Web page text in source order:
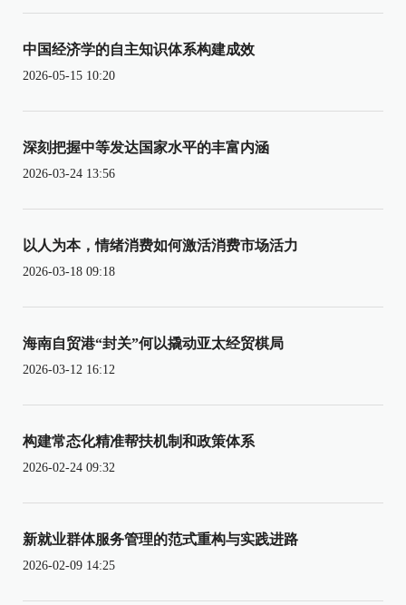
中国经济学的自主知识体系构建成效
2026-05-15 10:20
深刻把握中等发达国家水平的丰富内涵
2026-03-24 13:56
以人为本，情绪消费如何激活消费市场活力
2026-03-18 09:18
海南自贸港“封关”何以撬动亚太经贸棋局
2026-03-12 16:12
构建常态化精准帮扶机制和政策体系
2026-02-24 09:32
新就业群体服务管理的范式重构与实践进路
2026-02-09 14:25